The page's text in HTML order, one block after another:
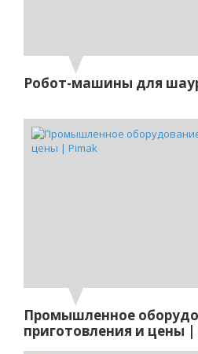
Робот-машины для
Промышленное
приготовления и цены